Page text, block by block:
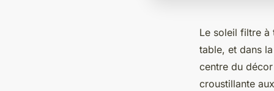
Le soleil filtre à
table, et dans
centre du
croustillante